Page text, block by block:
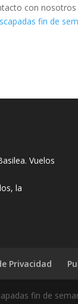
con
fin de
Vuelos
la
Privacidad
fin de